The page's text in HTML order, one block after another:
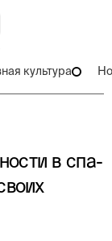
культура
в спа-